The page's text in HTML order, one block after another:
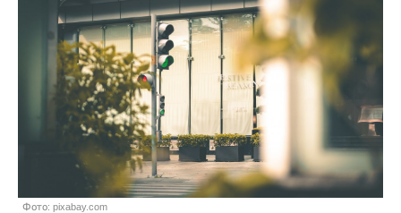
Фото: pixabay.com